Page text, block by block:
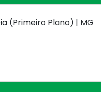
(Primeiro Plano) | MG